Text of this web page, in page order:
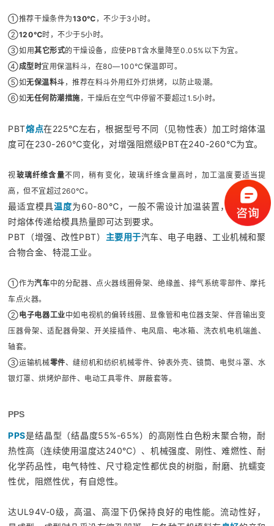
①推荐干燥条件为130℃ ，不少于3小时。
②120℃时，不少于5小时。
③如用其它形式的干燥设备，应使PBT含水量降至0.05%以下为宜。
④成型时宜用保温料斗，在80—100℃保温即可。
⑤如无保温料斗 ，推荐在料斗外用红外灯烘烤，以防止吸潮。
⑥如无任何防潮措施 ，干燥后在空气中停留不要超过1.5小时。
PBT熔点在225℃左右，根据型号不同（见物性表）加工时熔体温
度可在230-260℃变化，对增强阻燃级PBT在240-260℃为宜。
视玻璃纤维含量不同，稍有变化，玻璃纤维含量高时，加工温度要适当提
高，但不宜超过260℃。
最适宜模具温度为60-80℃，一般不需设计加温装置，通过加工
时熔体传递给模具热量即可达到要求。
PBT（增强、改性PBT） 主要用于汽车、电子电器、工业机械和聚
合物合金、特混工业。
①作为汽车中的分配器、点火器线圈骨架、绝缘盖、排气系统零部件、摩托
车点火器。
②电子电器工业中如电视机的偏转线圈、显像管和电位器支架、伴音输出变
压器骨架、适配器骨架、开关接插件、电风扇、电冰箱、洗衣机电机端盖、
轴套。
③运输机械零件、缝纫机和纺织机械零件、钟表外壳、镜筒、电熨斗罩、水
银灯罩、烘烤炉部件、电动工具零件、屏蔽套等。
PPS
PPS是结晶型（结晶度55%-65%）的高刚性白色粉末聚合物，耐
热性高（连续使用温度达240℃）、机械强度、刚性、难燃性、耐
化学药品性，电气特性、尺寸稳定性都优良的树脂，耐磨、抗蠕变
性优，阻燃性优，有自熄性。
达UL94V-0级，高温、高湿下仍保持良好的电性能。流动性好，